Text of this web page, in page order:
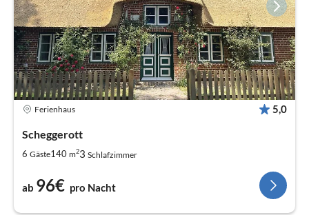
Ferienhaus 5,0
Scheggerott
6 Gäste140 m23 Schlafzimmer
ab 96€ pro Nacht